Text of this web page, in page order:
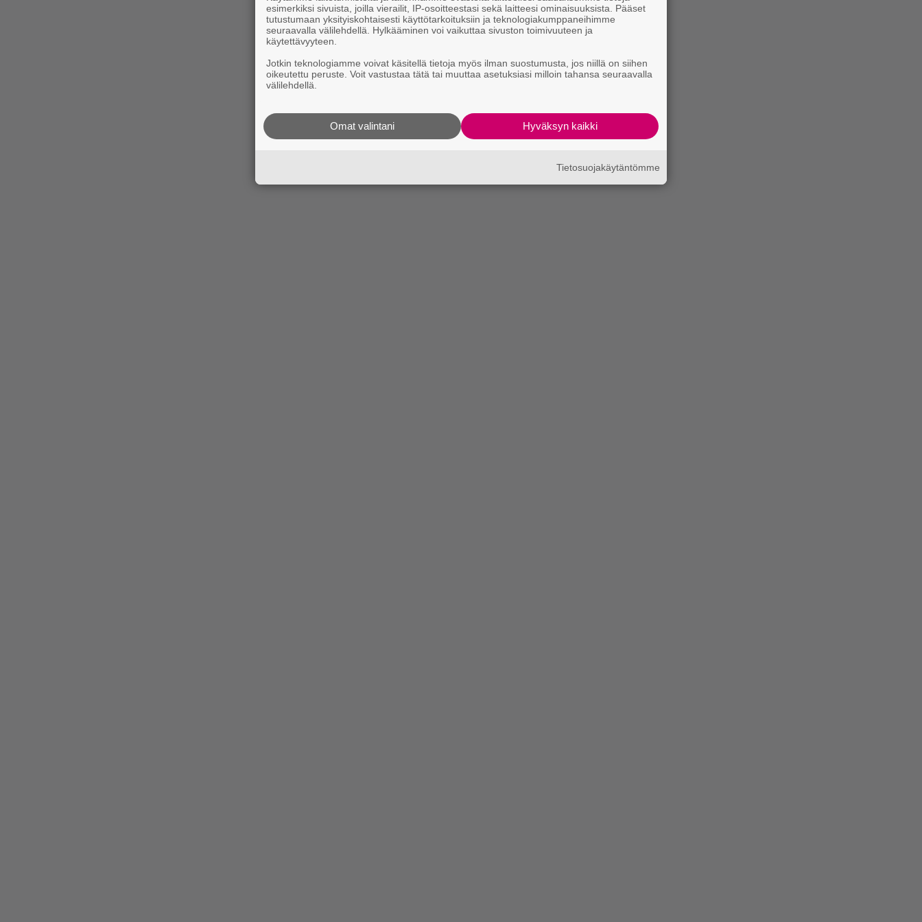
esimerkiksi sivuista, joilla vierailit, IP-osoitteestasi sekä laitteesi ominaisuuksista. Pääset
tutustumaan yksityiskohtaisesti käyttötarkoituksiin ja teknologiakumppaneihimme
seuraavalla välilehdellä. Hylkääminen voi vaikuttaa sivuston toimivuuteen ja
käytettävyyteen.
Jotkin teknologiamme voivat käsitellä tietoja myös ilman suostumusta, jos niillä on siihen
oikeutettu peruste. Voit vastustaa tätä tai muuttaa asetuksiasi milloin tahansa seuraavalla
välilehdellä.
Hyväksyn kaikki
Omat valintani
Tietosuojakäytäntömme